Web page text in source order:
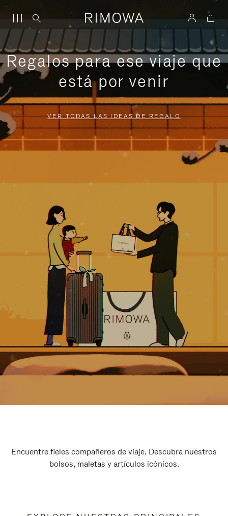
Regalos para ese viaje que
está por venir
VER TODAS LAS IDEAS DE REGALO
Encuentre fieles compañeros de viaje. Descubra nuestros
bolsos, maletas y artículos icónicos.